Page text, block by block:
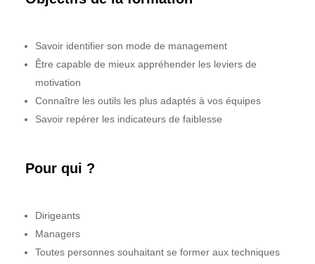
Savoir identifier son mode de management
Être capable de mieux appréhender les leviers de
motivation
Connaître les outils les plus adaptés à vos équipes
Savoir repérer les indicateurs de faiblesse
Pour qui ?
Dirigeants
Managers
Toutes personnes souhaitant se former aux techniques